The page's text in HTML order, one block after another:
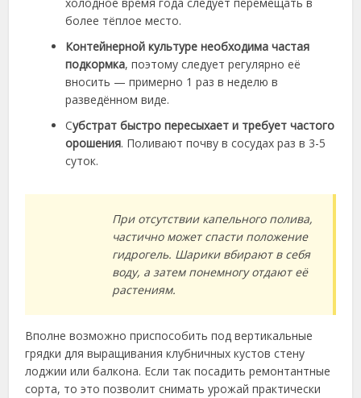
более тёплое место.
Контейнерной культуре необходима частая
подкормка, поэтому следует регулярно её
вносить — примерно 1 раз в неделю в
разведённом виде.
Субстрат быстро пересыхает и требует частого
орошения. Поливают почву в сосудах раз в 3-5
суток.
При отсутствии капельного полива,
частично может спасти положение
гидрогель. Шарики вбирают в себя
воду, а затем понемногу отдают её
растениям.
Вполне возможно приспособить под вертикальные
грядки для выращивания клубничных кустов стену
лоджии или балкона. Если так посадить ремонтантные
сорта, то это позволит снимать урожай практически